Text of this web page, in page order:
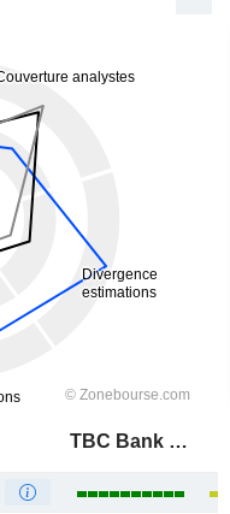
TBC Bank Group PLC